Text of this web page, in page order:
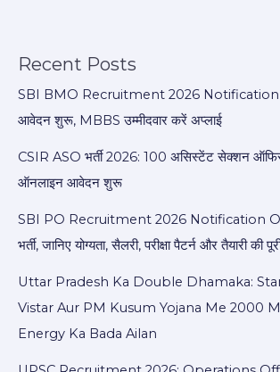
Recent Posts
SBI BMO Recruitment 2026 Notification
आवेदन शुरू, MBBS उम्मीदवार करें अप्लाई
CSIR ASO भर्ती 2026: 100 असिस्टेंट सेक्शन
ऑनलाइन आवेदन शुरू
SBI PO Recruitment 2026 Notification
भर्ती, जानिए योग्यता, सैलरी, परीक्षा पैटर्न और तैयारी की
Uttar Pradesh Ka Double Dhamaka:
Vistar Aur PM Kusum Yojana Me 2000
Energy Ka Bada Ailan